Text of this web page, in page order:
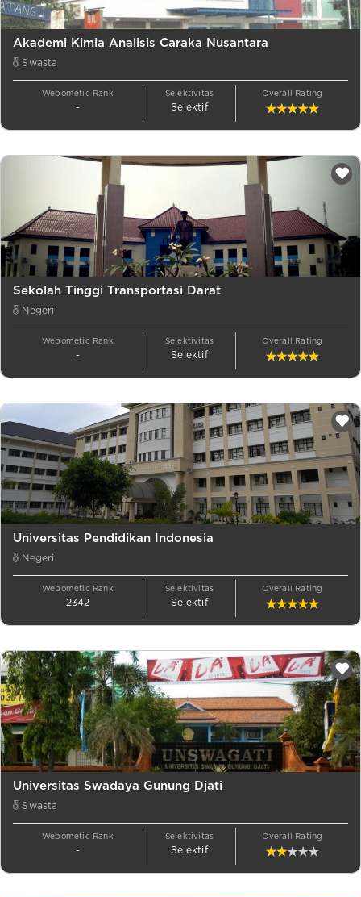
Akademi Kimia Analisis Caraka Nusantara
Swasta
Webometic Rank
-
Selektivitas
Selektif
Overall Rating
Sekolah Tinggi Transportasi Darat
Negeri
Webometic Rank
-
Selektivitas
Selektif
Overall Rating
Universitas Pendidikan Indonesia
Negeri
Webometic Rank
2342
Selektivitas
Selektif
Overall Rating
Universitas Swadaya Gunung Djati
Swasta
Webometic Rank
-
Selektivitas
Selektif
Overall Rating